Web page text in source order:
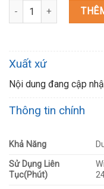
CL107FDWY MÁY HÚT
Xuất xứ
Nội dung đang cập
Thông tin chính
Khả Năng
Sử Dụng Liên
Tục(Phút)